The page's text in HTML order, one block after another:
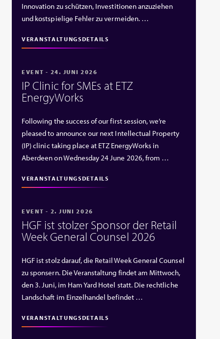
Innovation zu schützen, Investitionen anzuziehen
und kostspielige Fehler zu vermeiden. …
VERANSTALTUNGSDETAILS
EVENT - 24. JUNI 2026
IP Clinic for SMEs at ETZ
EnergyWorks
Following the success of our first session, we’re
pleased to announce our next Intellectual Property
(IP) clinic taking place at ETZ EnergyWorks in
Aberdeen on Wednesday 24 June 2026, from …
VERANSTALTUNGSDETAILS
EVENT - 2. JUNI 2026
HGF ist stolzer Sponsor der Retail
Week General Counsel 2026
HGF ist stolz darauf, die Retail Week General Counsel
zu sponsern. Die Veranstaltung findet am Mittwoch,
den 3. Juni, im Ham Yard Hotel statt. Die rechtliche
Landschaft im Einzelhandel befindet …
VERANSTALTUNGSDETAILS